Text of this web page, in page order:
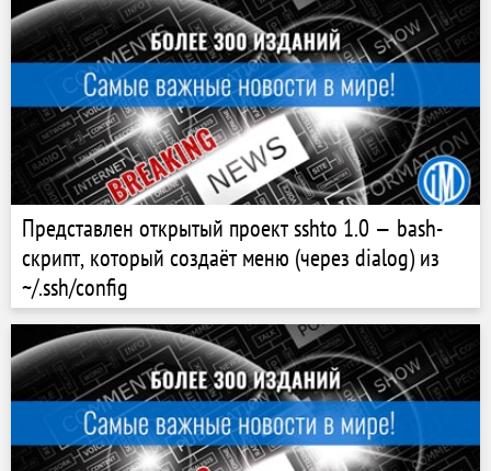
Представлен открытый проект sshto 1.0 — bash-
скрипт, который создаёт меню (через dialog) из
~/.ssh/config